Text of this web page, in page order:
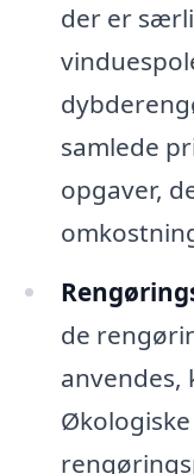
der er
samlede
opgaver,
de
anvendes,